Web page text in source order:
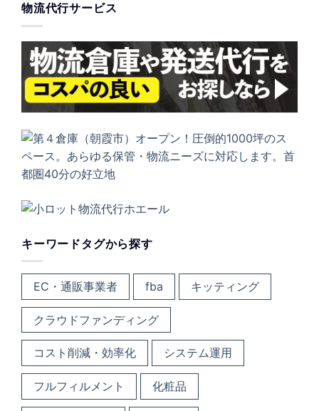
物流代行サービス
キーワードタグから探す
EC・通販事業者 fba キッティング
クラウドファンディング
コスト削減・効率化 システム運用
フルフィルメント 化粧品